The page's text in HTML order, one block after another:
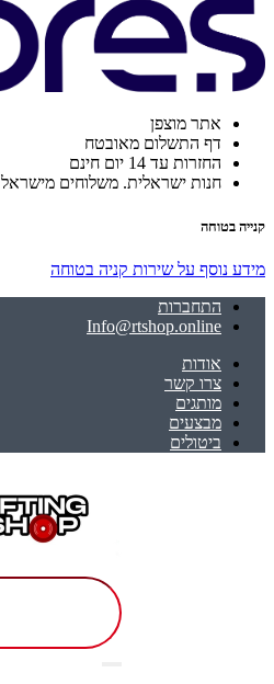
אתר מוצפן
דף התשלום מאובטח
החזרות עד 14 יום חינם
חנות ישראלית. משלוחים מישראל
קנייה בטוחה
מידע נוסף על שירות קניה בטוחה
התחברות
Info@rtshop.online
אודות
צרו קשר
מותגים
מבצעים
ביטולים